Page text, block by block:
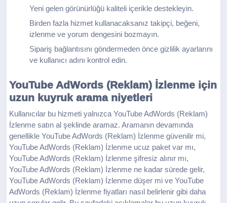
Yeni gelen görünürlüğü kaliteli içerikle destekleyin.
Birden fazla hizmet kullanacaksanız takipçi, beğeni,
izlenme ve yorum dengesini bozmayın.
Sipariş bağlantısını göndermeden önce gizlilik ayarlarını
ve kullanıcı adını kontrol edin.
YouTube AdWords (Reklam) İzlenme için
uzun kuyruk arama niyetleri
Kullanıcılar bu hizmeti yalnızca YouTube AdWords (Reklam)
İzlenme satın al şeklinde aramaz. Aramanın devamında
genellikle YouTube AdWords (Reklam) İzlenme güvenilir mi,
YouTube AdWords (Reklam) İzlenme ucuz paket var mı,
YouTube AdWords (Reklam) İzlenme şifresiz alınır mı,
YouTube AdWords (Reklam) İzlenme ne kadar sürede gelir,
YouTube AdWords (Reklam) İzlenme düşer mi ve YouTube
AdWords (Reklam) İzlenme fiyatları nasıl belirlenir gibi daha